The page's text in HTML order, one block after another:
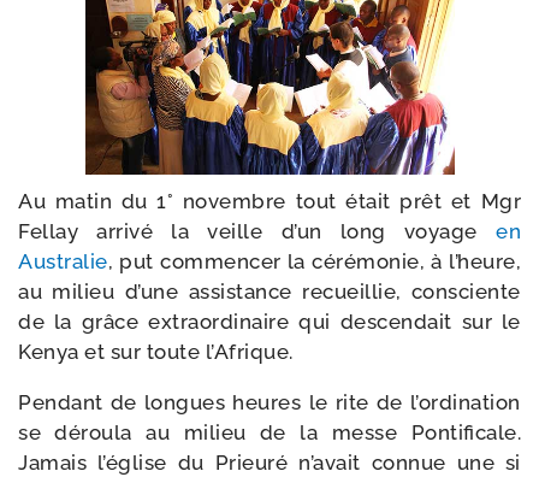
Au matin du 1° novembre tout était prêt et Mgr
Fellay arri­vé la veille d’un long voyage en
Australie, put com­men­cer la céré­mo­nie, à l’heure,
au milieu d’une assis­tance recueillie, consciente
de la grâce extra­or­di­naire qui des­cen­dait sur le
Kenya et sur toute l’Afrique.
Pendant de longues heures le rite de l’or­di­na­tion
se dérou­la au milieu de la messe Pontificale.
Jamais l’é­glise du Prieuré n’a­vait connue une si